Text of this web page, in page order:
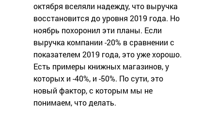
октября вселяли надежду, что выручка
восстановится до уровня 2019 года. Но
ноябрь похоронил эти планы. Если
выручка компании -20% в сравнении с
показателем 2019 года, это уже хорошо.
Есть примеры книжных магазинов, у
которых и -40%, и -50%. По сути, это
новый фактор, с которым мы не
понимаем, что делать.